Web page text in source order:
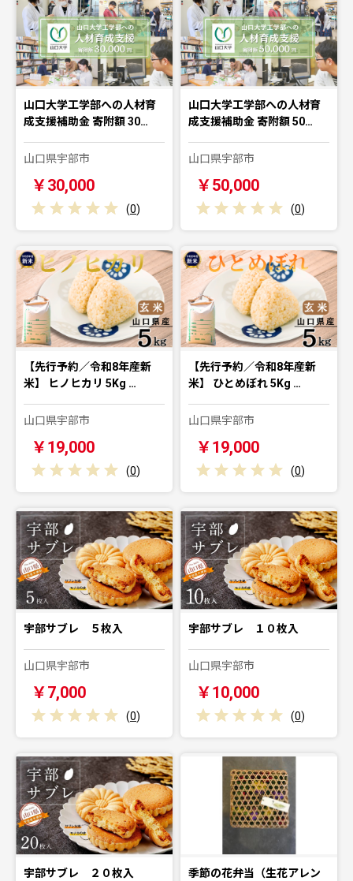
山口大学工学部への人材育
成支援補助金 寄附額 30…
山口県宇部市
￥30,000
(0)
山口大学工学部への人材育
成支援補助金 寄附額 50…
山口県宇部市
￥50,000
(0)
【先行予約／令和8年産新
米】 ヒノヒカリ 5Kg …
山口県宇部市
￥19,000
(0)
【先行予約／令和8年産新
米】 ひとめぼれ 5Kg …
山口県宇部市
￥19,000
(0)
宇部サブレ ５枚入
山口県宇部市
￥7,000
(0)
宇部サブレ １０枚入
山口県宇部市
￥10,000
(0)
宇部サブレ ２０枚入
季節の花弁当（生花アレン